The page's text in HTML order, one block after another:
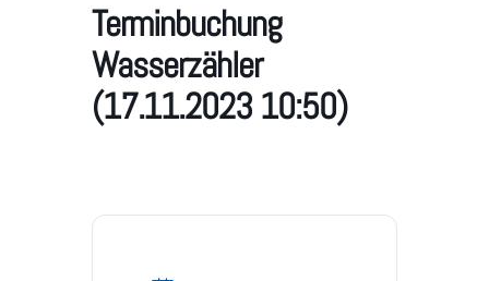
Terminbuchung
Wasserzähler
(17.11.2023 10:50)